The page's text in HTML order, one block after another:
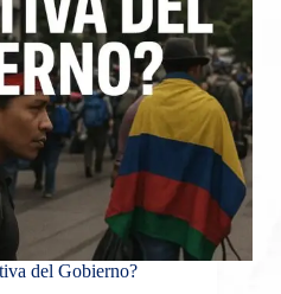
del Gobierno?